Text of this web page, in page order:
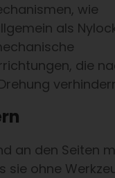
wie
als
die
an den Seiten
sie ohne